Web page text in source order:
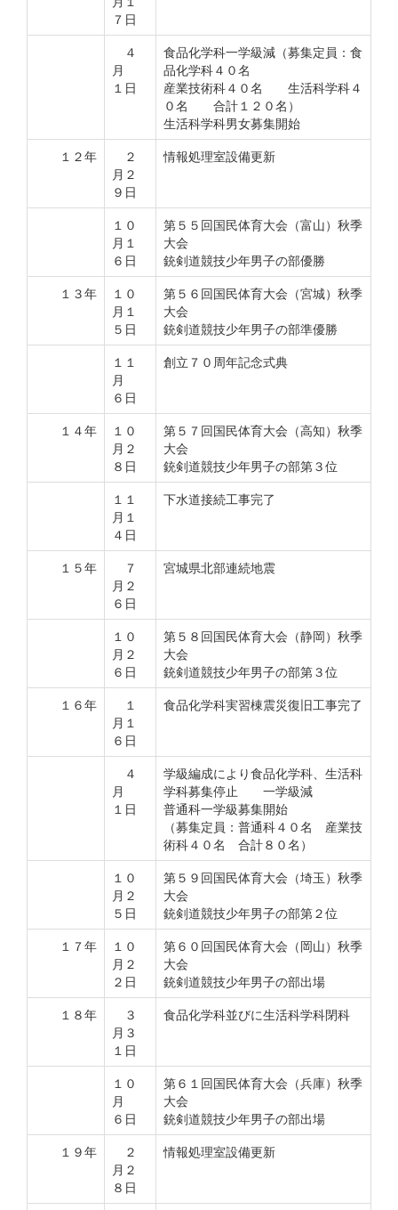
７日
４
月
１日
食品化学科一学級減（募集定員：食
品化学科４０名
産業技術科４０名 生活科学科４
０名 合計１２０名）
生活科学科男女募集開始
１２年
２
月２
９日
情報処理室設備更新
１０
月１
６日
第５５回国民体育大会（富山）秋季
大会
銃剣道競技少年男子の部優勝
１３年
１０
月１
５日
第５６回国民体育大会（宮城）秋季
大会
銃剣道競技少年男子の部準優勝
１１
月
６日
創立７０周年記念式典
１４年
１０
月２
８日
第５７回国民体育大会（高知）秋季
大会
銃剣道競技少年男子の部第３位
１１
月１
４日
下水道接続工事完了
１５年
７
月２
６日
宮城県北部連続地震
１０
月２
６日
第５８回国民体育大会（静岡）秋季
大会
銃剣道競技少年男子の部第３位
１６年
１
月１
６日
食品化学科実習棟震災復旧工事完了
４
月
１日
学級編成により食品化学科、生活科
学科募集停止 一学級減
普通科一学級募集開始
（募集定員：普通科４０名 産業技
術科４０名 合計８０名）
１０
月２
５日
第５９回国民体育大会（埼玉）秋季
大会
銃剣道競技少年男子の部第２位
１７年
１０
月２
２日
第６０回国民体育大会（岡山）秋季
大会
銃剣道競技少年男子の部出場
１８年
３
月３
１日
食品化学科並びに生活科学科閉科
１０
月
６日
第６１回国民体育大会（兵庫）秋季
大会
銃剣道競技少年男子の部出場
１９年
２
月２
８日
情報処理室設備更新